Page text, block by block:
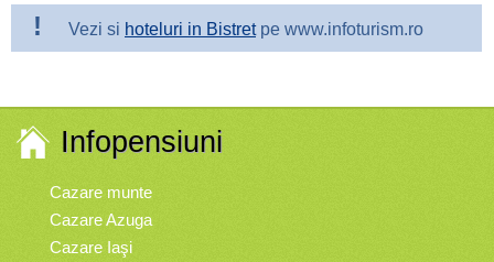
! Vezi si hoteluri in Bistretpe www.infoturism.ro
Infopensiuni
Cazare munte
Cazare Azuga
Cazare Iaşi